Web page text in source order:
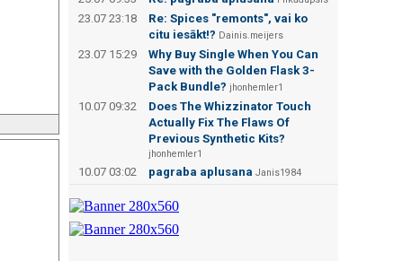
23.07 23:18
Re: Spices "remonts", vai ko
citu iesākt!? Dainis.meijers
23.07 15:29
Why Buy Single When You Can
Save with the Golden Flask 3-
Pack Bundle? jhonhemler1
10.07 09:32
Does The Whizzinator Touch
Actually Fix The Flaws Of
Previous Synthetic Kits?
jhonhemler1
10.07 03:02 pagraba aplusana Janis1984